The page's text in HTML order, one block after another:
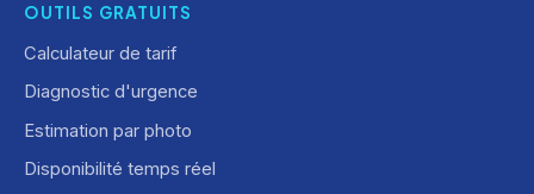
OUTILS GRATUITS
Calculateur de tarif
Diagnostic d'urgence
Estimation par photo
Disponibilité temps réel